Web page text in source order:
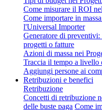
Come misurare il ROI
Come importare in
l'Universal Importer
Generatore di
progetti o fatture
Azioni di massa nei
Traccia il tempo a livello
Aggiungi persone ai
Retribuzioni e benefici
Retribuzione
Concetti di retribuzione
delle buste paga Come